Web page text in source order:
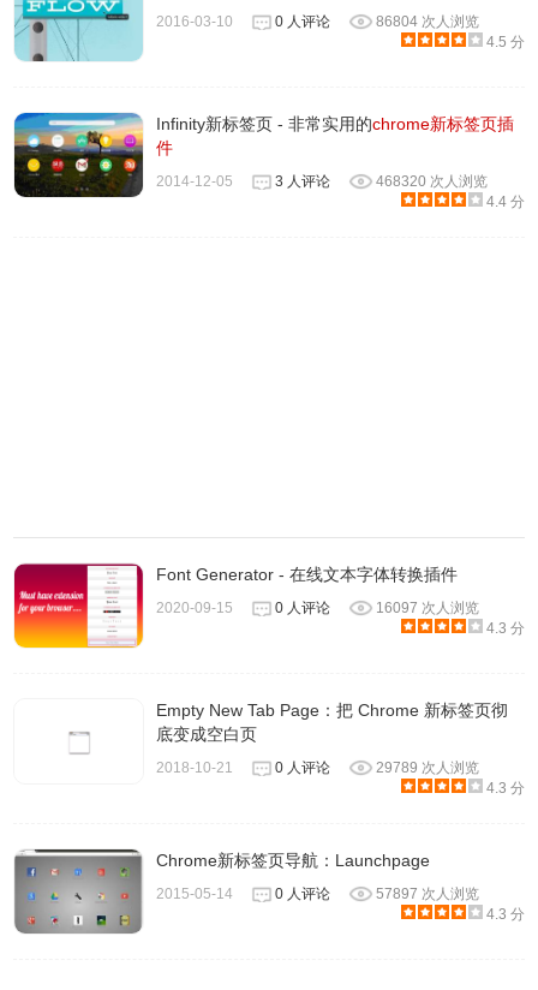
2016-03-10 0 人评论
86804 次人浏览
4.5 分
Infinity新标签页 - 非常实用的chrome新标签页插
件
2014-12-05 3 人评论
468320 次人浏览
4.4 分
Font Generator - 在线文本字体转换插件
2020-09-15 0 人评论
16097 次人浏览
4.3 分
Empty New Tab Page：把 Chrome 新标签页彻
底变成空白页
2018-10-21 0 人评论
29789 次人浏览
4.3 分
Chrome新标签页导航：Launchpage
2015-05-14 0 人评论
57897 次人浏览
4.3 分